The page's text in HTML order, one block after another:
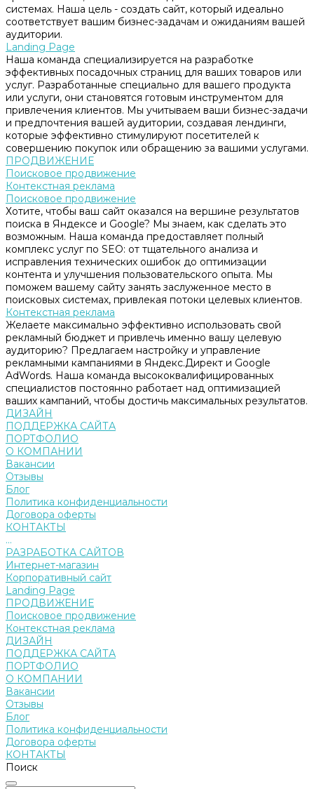
системах. Наша цель - создать сайт, который идеально
соответствует вашим бизнес-задачам и ожиданиям вашей
аудитории.
Landing Page
Наша команда специализируется на разработке
эффективных посадочных страниц для ваших товаров или
услуг. Разработанные специально для вашего продукта
или услуги, они становятся готовым инструментом для
привлечения клиентов. Мы учитываем ваши бизнес-задачи
и предпочтения вашей аудитории, создавая лендинги,
которые эффективно стимулируют посетителей к
совершению покупок или обращению за вашими услугами.
ПРОДВИЖЕНИЕ
Поисковое продвижение
Контекстная реклама
Поисковое продвижение
Хотите, чтобы ваш сайт оказался на вершине результатов
поиска в Яндексе и Google? Мы знаем, как сделать это
возможным. Наша команда предоставляет полный
комплекс услуг по SEO: от тщательного анализа и
исправления технических ошибок до оптимизации
контента и улучшения пользовательского опыта. Мы
поможем вашему сайту занять заслуженное место в
поисковых системах, привлекая потоки целевых клиентов.
Контекстная реклама
Желаете максимально эффективно использовать свой
рекламный бюджет и привлечь именно вашу целевую
аудиторию? Предлагаем настройку и управление
рекламными кампаниями в Яндекс.Директ и Google
AdWords. Наша команда высококвалифицированных
специалистов постоянно работает над оптимизацией
ваших кампаний, чтобы достичь максимальных результатов.
ДИЗАЙН
ПОДДЕРЖКА САЙТА
ПОРТФОЛИО
О КОМПАНИИ
Вакансии
Отзывы
Блог
Политика конфиденциальности
Договора оферты
КОНТАКТЫ
...
РАЗРАБОТКА САЙТОВ
Интернет-магазин
Корпоративный сайт
Landing Page
ПРОДВИЖЕНИЕ
Поисковое продвижение
Контекстная реклама
ДИЗАЙН
ПОДДЕРЖКА САЙТА
ПОРТФОЛИО
О КОМПАНИИ
Вакансии
Отзывы
Блог
Политика конфиденциальности
Договора оферты
КОНТАКТЫ
Поиск